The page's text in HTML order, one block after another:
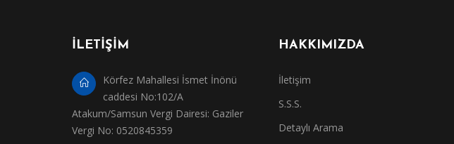
İLETİŞİM
Körfez Mahallesi İsmet İnönü
caddesi No:102/A
Atakum/Samsun Vergi Dairesi: Gaziler
Vergi No: 0520845359
HAKKIMIZDA
İletişim
S.S.S.
Detaylı Arama